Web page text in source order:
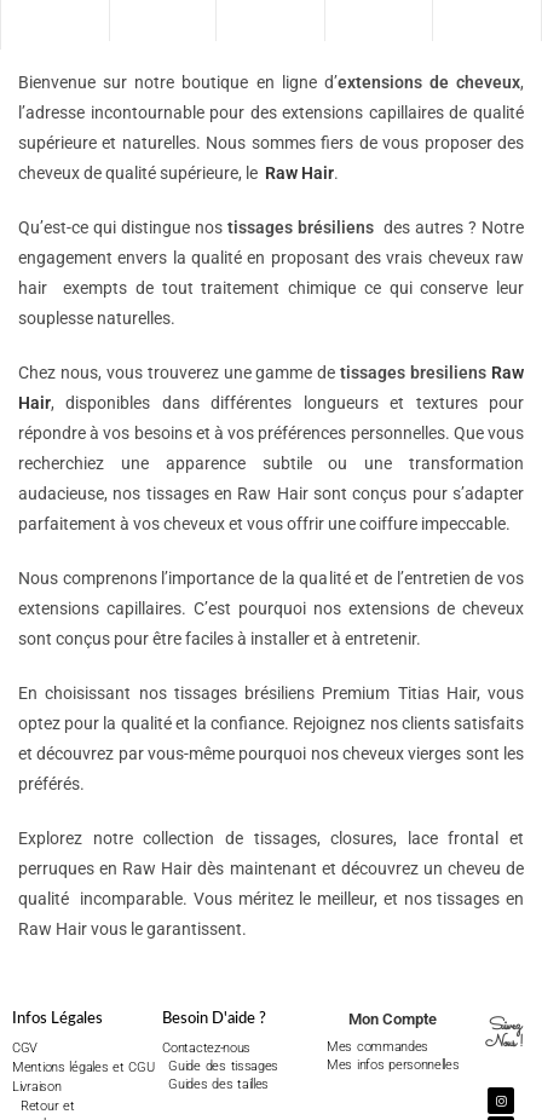
Bienvenue sur notre boutique en ligne d’extensions decheveux,
l’adresse incontournable pour des extensions capillaires de qualité
supérieure et naturelles. Nous sommes fiers de vous proposer des
cheveux de qualité supérieure, le Raw Hair.
Qu’est-ce qui distingue nos tissages brésiliens des autres ? Notre
engagement envers la qualité en proposant des vrais cheveux raw
hair exempts de tout traitement chimique ce qui conserve leur
souplesse naturelles.
Chez nous, vous trouverez une gamme detissages bresiliens Raw
Hair, disponibles dans différentes longueurs et textures pour
répondre à vos besoins et à vos préférences personnelles. Que vous
recherchiez une apparence subtile ou une transformation
audacieuse, nos tissages en Raw Hair sont conçus pour s’adapter
parfaitement à vos cheveux et vous offrir une coiffure impeccable.
Nous comprenons l’importance de la qualité et de l’entretien de vos
extensions capillaires. C’est pourquoi nos extensions de cheveux
sont conçus pour être faciles à installer et à entretenir.
En choisissant nos tissages brésiliens Premium Titias Hair, vous
optez pour la qualité et la confiance. Rejoignez nos clients satisfaits
et découvrez par vous-même pourquoi nos cheveux vierges sont les
préférés.
Explorez notre collection de tissages, closures, lace frontal et
perruques en Raw Hair dès maintenant et découvrez un cheveu de
qualité incomparable. Vous méritez le meilleur, et nos tissages en
Raw Hair vous le garantissent.
Infos Légales
CGV
Mentions légales et CGU
Livraison
Retour et
Besoin D'aide ?
Contactez-nous
Guide des tissages
Guides des tailles
Mon Compte
Mes commandes
Mes infos personnelles
Suivez
Nous !